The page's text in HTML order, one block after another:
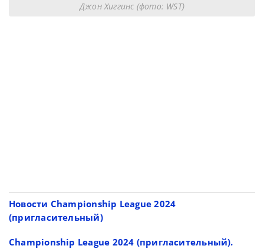
Джон Хиггинс (фото: WST)
Новости Championship League 2024
(пригласительный)
Championship League 2024 (пригласительный).